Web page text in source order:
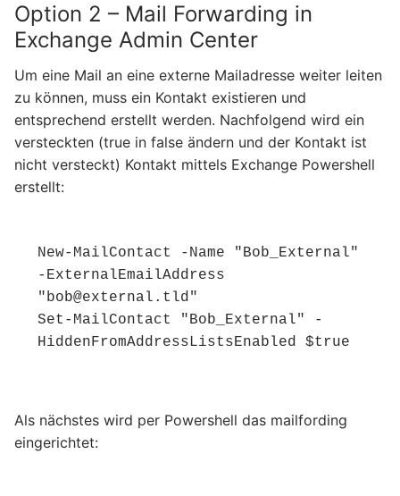
Option 2 – Mail Forwarding in
Exchange Admin Center
Um eine Mail an eine externe Mailadresse weiter leiten
zu können, muss ein Kontakt existieren und
entsprechend erstellt werden. Nachfolgend wird ein
versteckten (true in false ändern und der Kontakt ist
nicht versteckt) Kontakt mittels Exchange Powershell
erstellt:
New-MailContact -Name "Bob_External"
-ExternalEmailAddress
"bob@external.tld"
Set-MailContact "Bob_External" -
Als nächstes wird per Powershell das mailfording
eingerichtet: